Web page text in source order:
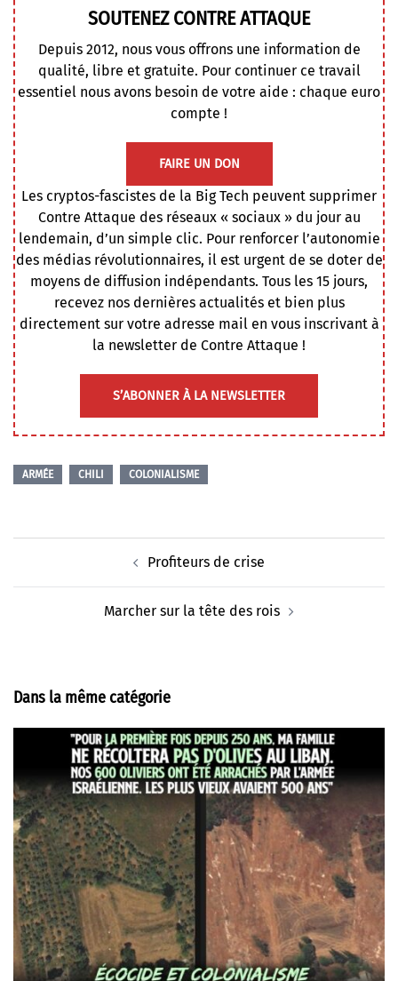
SOUTENEZ CONTRE ATTAQUE
Depuis 2012, nous vous offrons une information de
qualité, libre et gratuite. Pour continuer ce travail
essentiel nous avons besoin de votre aide : chaque euro
compte !
FAIRE UN DON
Les cryptos-fascistes de la Big Tech peuvent supprimer
Contre Attaque des réseaux « sociaux » du jour au
lendemain, d’un simple clic. Pour renforcer l’autonomie
des médias révolutionnaires, il est urgent de se doter de
moyens de diffusion indépendants. Tous les 15 jours,
recevez nos dernières actualités et bien plus
directement sur votre adresse mail en vous inscrivant à
la newsletter de Contre Attaque !
S’ABONNER À LA NEWSLETTER
ARMÉE CHILI COLONIALISME
Profiteurs de crise
Marcher sur la tête des rois
Dans la même catégorie